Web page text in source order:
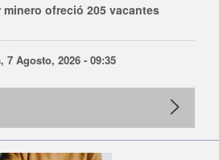
minero ofreció 205 vacantes
7 Agosto, 2026 - 09:35